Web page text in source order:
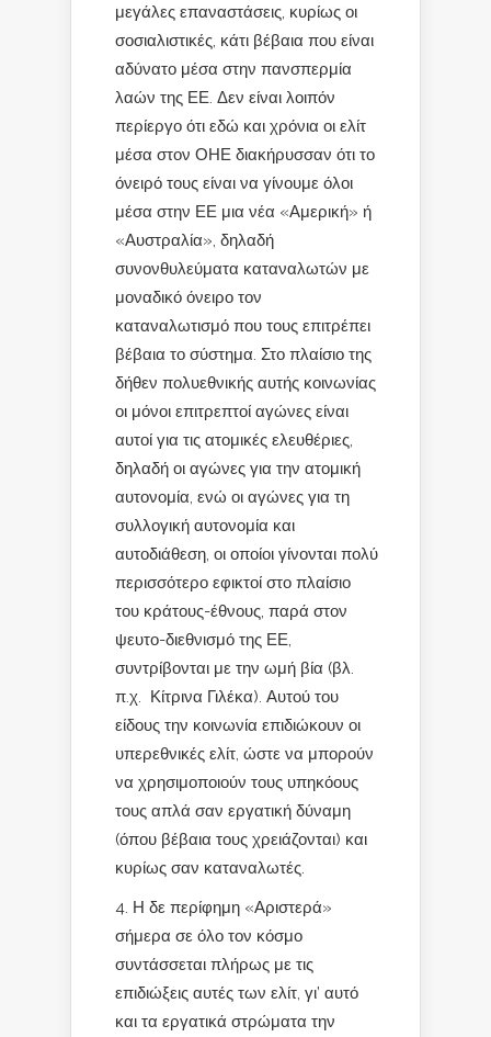
μεγάλες επαναστάσεις, κυρίως οι
σοσιαλιστικές, κάτι βέβαια που είναι
αδύνατο μέσα στην πανσπερμία
λαών της ΕΕ. Δεν είναι λοιπόν
περίεργο ότι εδώ και χρόνια οι ελίτ
μέσα στον ΟΗΕ διακήρυσσαν ότι το
όνειρό τους είναι να γίνουμε όλοι
μέσα στην ΕΕ μια νέα «Αμερική» ή
«Αυστραλία», δηλαδή
συνονθυλεύματα καταναλωτών με
μοναδικό όνειρο τον
καταναλωτισμό που τους επιτρέπει
βέβαια το σύστημα. Στο πλαίσιο της
δήθεν πολυεθνικής αυτής κοινωνίας
οι μόνοι επιτρεπτοί αγώνες είναι
αυτοί για τις ατομικές ελευθέριες,
δηλαδή οι αγώνες για την ατομική
αυτονομία, ενώ οι αγώνες για τη
συλλογική αυτονομία και
αυτοδιάθεση, οι οποίοι γίνονται πολύ
περισσότερο εφικτοί στο πλαίσιο
του κράτους-έθνους, παρά στον
ψευτο-διεθνισμό της ΕΕ,
συντρίβονται με την ωμή βία (βλ.
π.χ. Κίτρινα Γιλέκα). Αυτού του
είδους την κοινωνία επιδιώκουν οι
υπερεθνικές ελίτ, ώστε να μπορούν
να χρησιμοποιούν τους υπηκόους
τους απλά σαν εργατική δύναμη
(όπου βέβαια τους χρειάζονται) και
κυρίως σαν καταναλωτές.
4. Η δε περίφημη «Αριστερά»
σήμερα σε όλο τον κόσμο
συντάσσεται πλήρως με τις
επιδιώξεις αυτές των ελίτ, γι’ αυτό
και τα εργατικά στρώματα την